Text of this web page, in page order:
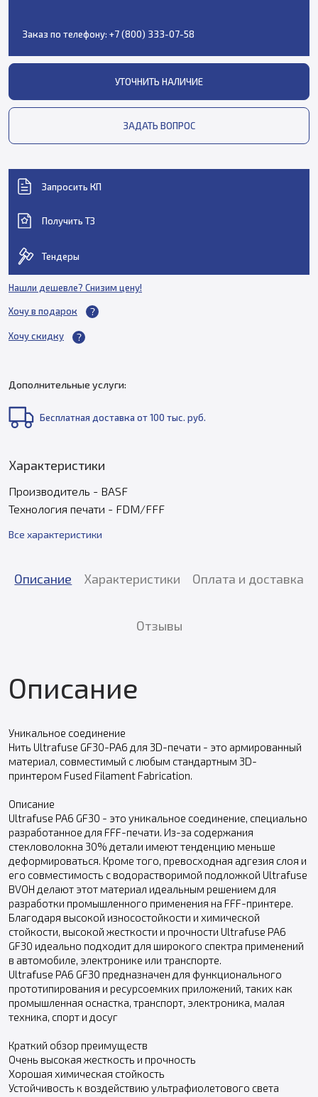
Заказ по телефону: +7 (800) 333-07-58
УТОЧНИТЬ НАЛИЧИЕ
ЗАДАТЬ ВОПРОС
Запросить КП
Получить ТЗ
Тендеры
Нашли дешевле? Снизим цену!
Хочу в подарок
Хочу скидку
Дополнительные услуги:
Бесплатная доставка от 100 тыс. руб.
Характеристики
Производитель - BASF
Технология печати - FDM/FFF
Все характеристики
Описание Характеристики Оплата и доставка
Отзывы
Описание
Уникальное соединение
Нить Ultrafuse GF30-PA6 для 3D-печати - это армированный
материал, совместимый с любым стандартным 3D-
принтером Fused Filament Fabrication.
Описание
Ultrafuse PA6 GF30 - это уникальное соединение, специально
разработанное для FFF-печати. Из-за содержания
стекловолокна 30% детали имеют тенденцию меньше
деформироваться. Кроме того, превосходная адгезия слоя и
его совместимость с водорастворимой подложкой Ultrafuse
BVOH делают этот материал идеальным решением для
разработки промышленного применения на FFF-принтере.
Благодаря высокой износостойкости и химической
стойкости, высокой жесткости и прочности Ultrafuse PA6
GF30 идеально подходит для широкого спектра применений
в автомобиле, электронике или транспорте.
Ultrafuse PA6 GF30 предназначен для функционального
прототипирования и ресурсоемких приложений, таких как
промышленная оснастка, транспорт, электроника, малая
техника, спорт и досуг
Краткий обзор преимуществ
Очень высокая жесткость и прочность
Хорошая химическая стойкость
Устойчивость к воздействию ультрафиолетового света